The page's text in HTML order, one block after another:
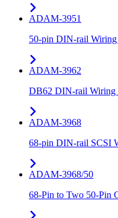
ADAM-3951
50-pin DIN-rail
ADAM-3962
DB62 DIN-rail Wiring
ADAM-3968
68-pin DIN-rail SCSI
ADAM-3968/50
68-Pin to Two 50-Pin